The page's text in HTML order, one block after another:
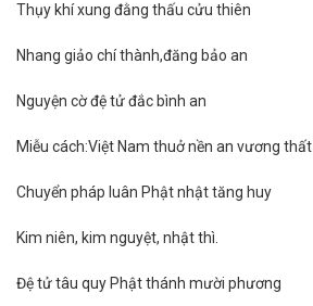
Thụy khí xung đằng thấu cửu thiên
Nhang giảo chí thành,đăng bảo an
Nguyện cờ đệ tử đắc bình an
Miễu cách:Việt Nam thuở nền an vương thất
Chuyển pháp luân Phật nhật tăng huy
Kim niên, kim nguyệt, nhật thì.
Đệ tử tâu quy Phật thánh mười phương